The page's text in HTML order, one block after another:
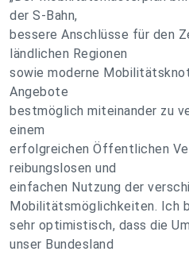
der S-Bahn,
bessere Anschlüsse für den
ländlichen Regionen
sowie moderne
Angebote
bestmöglich miteinander zu
einem
erfolgreichen Öffentlichen
reibungslosen und
einfachen Nutzung der
Mobilitätsmöglichkeiten. Ich
sehr optimistisch, dass die
unser Bundesland